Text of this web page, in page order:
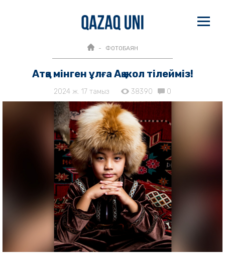
ФОТОБАЯН
Атқа мінген ұлға Ақ жол тілейміз!
2024 ж. 17 тамыз 38390 0